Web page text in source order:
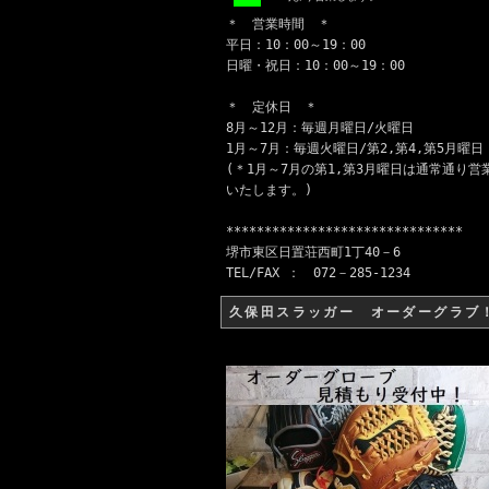
＊ 営業時間 ＊
平日：10：00～19：00
日曜・祝日：10：00～19：00
＊ 定休日 ＊
8月～12月：毎週月曜日/火曜日
1月～7月：毎週火曜日/第2,第4,第5月曜日
(＊1月～7月の第1,第3月曜日は通常通り営
いたします。)
*******************************
堺市東区日置荘西町1丁40－6
TEL/FAX ： 072－285-1234
久保田スラッガー オーダーグラブ